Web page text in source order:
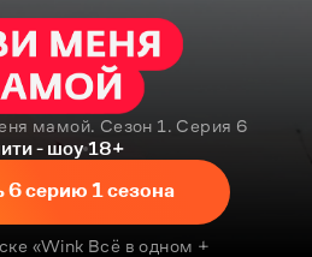
мамой. Сезон 1. Серия 6
- шоу 18+
6 серию 1 сезона
«Wink Всё в одном +